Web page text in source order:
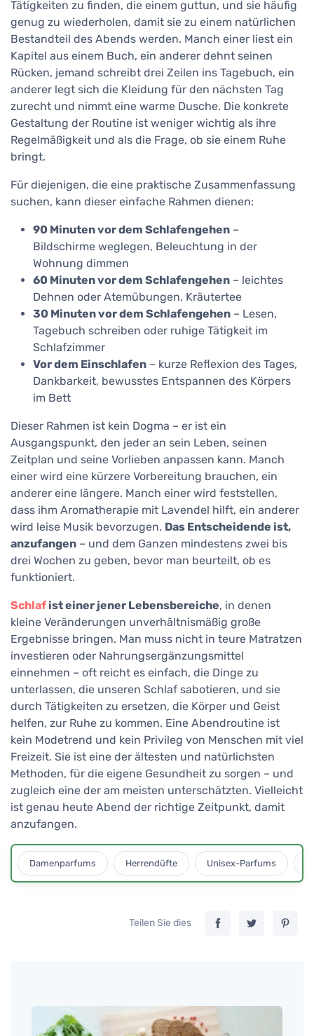
Tätigkeiten zu finden, die einem guttun, und sie häufig
genug zu wiederholen, damit sie zu einem natürlichen
Bestandteil des Abends werden. Manch einer liest ein
Kapitel aus einem Buch, ein anderer dehnt seinen
Rücken, jemand schreibt drei Zeilen ins Tagebuch, ein
anderer legt sich die Kleidung für den nächsten Tag
zurecht und nimmt eine warme Dusche. Die konkrete
Gestaltung der Routine ist weniger wichtig als ihre
Regelmäßigkeit und als die Frage, ob sie einem Ruhe
bringt.
Für diejenigen, die eine praktische Zusammenfassung
suchen, kann dieser einfache Rahmen dienen:
90 Minuten vor dem Schlafengehen –
Bildschirme weglegen, Beleuchtung in der
Wohnung dimmen
60 Minuten vor dem Schlafengehen – leichtes
Dehnen oder Atemübungen, Kräutertee
30 Minuten vor dem Schlafengehen – Lesen,
Tagebuch schreiben oder ruhige Tätigkeit im
Schlafzimmer
Vor dem Einschlafen – kurze Reflexion des Tages,
Dankbarkeit, bewusstes Entspannen des Körpers
im Bett
Dieser Rahmen ist kein Dogma – er ist ein
Ausgangspunkt, den jeder an sein Leben, seinen
Zeitplan und seine Vorlieben anpassen kann. Manch
einer wird eine kürzere Vorbereitung brauchen, ein
anderer eine längere. Manch einer wird feststellen,
dass ihm Aromatherapie mit Lavendel hilft, ein anderer
wird leise Musik bevorzugen. Das Entscheidende ist,
anzufangen – und dem Ganzen mindestens zwei bis
drei Wochen zu geben, bevor man beurteilt, ob es
funktioniert.
Schlaf ist einer jener Lebensbereiche, in denen
kleine Veränderungen unverhältnismäßig große
Ergebnisse bringen. Man muss nicht in teure Matratzen
investieren oder Nahrungsergänzungsmittel
einnehmen – oft reicht es einfach, die Dinge zu
unterlassen, die unseren Schlaf sabotieren, und sie
durch Tätigkeiten zu ersetzen, die Körper und Geist
helfen, zur Ruhe zu kommen. Eine Abendroutine ist
kein Modetrend und kein Privileg von Menschen mit viel
Freizeit. Sie ist eine der ältesten und natürlichsten
Methoden, für die eigene Gesundheit zu sorgen – und
zugleich eine der am meisten unterschätzten. Vielleicht
ist genau heute Abend der richtige Zeitpunkt, damit
anzufangen.
Damenparfums Herrendüfte Unisex-Parfums
Teilen Sie dies